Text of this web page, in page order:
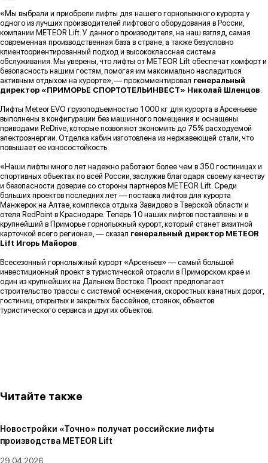
«Мы выбрали и приобрели лифты для нашего горнолыжного курорта у
одного из лучших производителей лифтового оборудования в России,
компании METEOR Lift. У данного производителя, на наш взгляд, самая
современная производственная база в стране, а также безусловно
клиентоориентированный подход и высококлассная система
обслуживания. Мы уверены, что лифты от METEOR Lift обеспечат комфорт и
безопасность нашим гостям, помогая им максимально насладиться
активным отдыхом на курорте», — прокомментировал генеральный
директор «ПРИМОРЬЕ СПОРТОТЕЛЬИНВЕСТ» Николай Шленцов.
Лифты Meteor EVO грузоподъемностью 1000 кг для курорта в Арсеньеве
выполнены в конфигурации без машинного помещения и оснащены
приводами ReDrive, которые позволяют экономить до 75% расходуемой
электроэнергии. Отделка кабин изготовлена из нержавеющей стали, что
повышает ее износостойкость.
«Наши лифты много лет надежно работают более чем в 350 гостиницах и
спортивных объектах по всей России, заслужив благодаря своему качеству
и безопасности доверие со стороны партнеров METEOR Lift. Среди
больших проектов последних лет — поставка лифтов для курорта
Манжерок на Алтае, комплекса отдыха Завидово в Тверской области и
отеля RedPoint в Краснодаре. Теперь 10 наших лифтов поставлены и в
крупнейший в Приморье горнолыжный курорт, который станет визитной
карточкой всего региона», — сказал генеральный директор METEOR
Lift Игорь Майоров.
Всесезонный горнолыжный курорт «Арсеньев» — самый большой
инвестиционный проект в туристической отрасли в Приморском крае и
один из крупнейших на Дальнем Востоке. Проект предполагает
строительство трассы с системой оснежения, скоростных канатных дорог,
гостиниц, открытых и закрытых бассейнов, стоянок, объектов
туристического сервиса и других объектов.
Читайте также
Новостройки «Точно» получат российские лифты
производства METEOR Lift
29.04.2026